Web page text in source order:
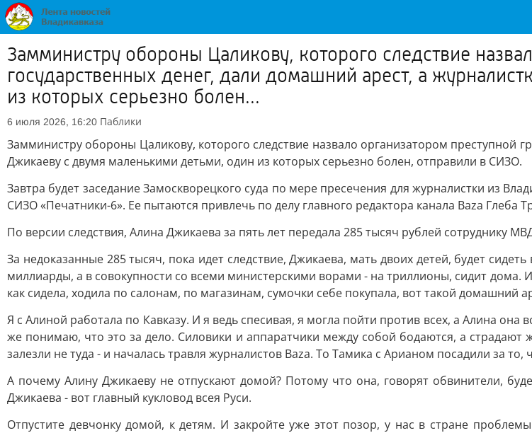
Замминистру обороны Цаликову, которого следствие
государственных денег, дали домашний арест, а
из которых серьезно болен...
6 июля 2026, 16:20 Паблики
Замминистру обороны Цаликову, которого следствие назвало организатором преступной
Джикаеву с двумя маленькими детьми, один из которых серьезно болен, отправили в СИЗО.
Завтра будет заседание Замоскворецкого суда по мере пресечения для журналистки из
СИЗО «Печатники-6». Ее пытаются привлечь по делу главного редактора канала Baza
По версии следствия, Алина Джикаева за пять лет передала 285 тысяч рублей сотруднику
За недоказанные 285 тысяч, пока идет следствие, Джикаева, мать двоих детей, будет
миллиарды, а в совокупности со всеми министерскими ворами - на триллионы, сидит
как сидела, ходила по салонам, по магазинам, сумочки себе покупала, вот такой домашний
Я с Алиной работала по Кавказу. И я ведь спесивая, я могла пойти против всех, а Алина она
же понимаю, что это за дело. Силовики и аппаратчики между собой бодаются, а
залезли не туда - и началась травля журналистов Baza. То Тамика с Арианом посадили за то,
А почему Алину Джикаеву не отпускают домой? Потому что она, говорят обвинители,
Джикаева - вот главный кукловод всея Руси.
Отпустите девчонку домой, к детям. И закройте уже этот позор, у нас в стране